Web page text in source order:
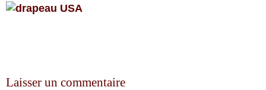
Laisser un commentaire